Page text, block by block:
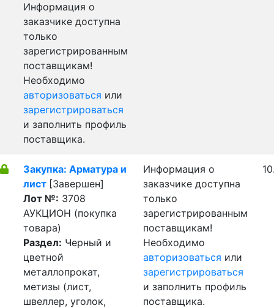
Информация о
заказчике доступна
только
зарегистрированным
поставщикам!
Необходимо
авторизоваться или
зарегистрироваться
и заполнить профиль
поставщика.
Закупка: Арматура и
лист [Завершен]
Лот №: 3708
АУКЦИОН (покупка
товара)
Раздел: Черный и
цветной
металлопрокат,
метизы (лист,
швеллер, уголок,
Информация о
заказчике доступна
только
зарегистрированным
поставщикам!
Необходимо
авторизоваться или
зарегистрироваться
и заполнить профиль
поставщика.